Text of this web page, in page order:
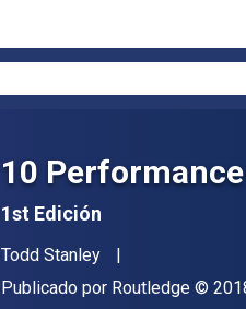
10
1st Edición
Autor(es)
Todd Stanley
Editorial
Publicado por Routledge ©